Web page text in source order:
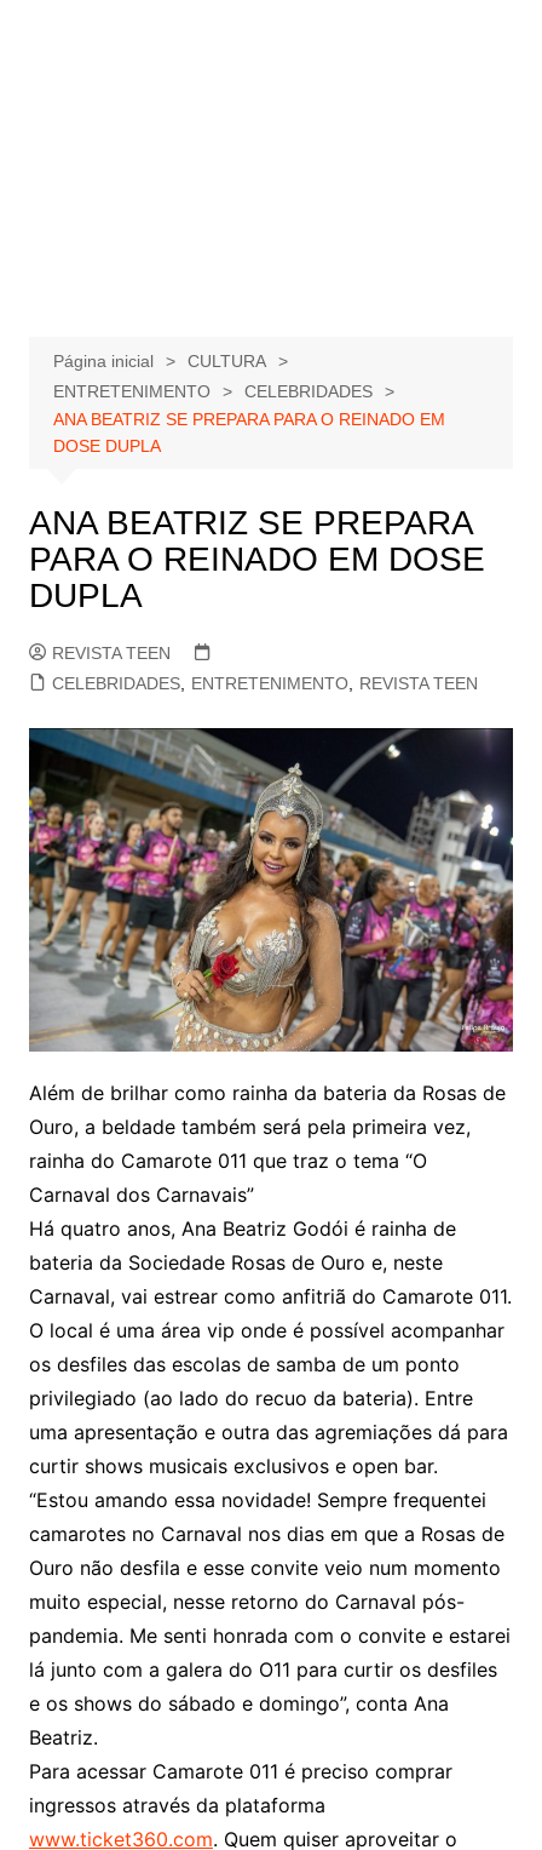
Página inicial
CULTURA
ENTRETENIMENTO
CELEBRIDADES
ANA BEATRIZ SE PREPARA PARA O REINADO EM
DOSE DUPLA
ANA BEATRIZ SE PREPARA
PARA O REINADO EM DOSE
DUPLA
REVISTA TEEN
CELEBRIDADES, ENTRETENIMENTO, REVISTA TEEN
Além de brilhar como rainha da bateria da Rosas de
Ouro, a beldade também será pela primeira vez,
rainha do Camarote 011 que traz o tema “O
Carnaval dos Carnavais”
Há quatro anos, Ana Beatriz Godói é rainha de
bateria da Sociedade Rosas de Ouro e, neste
Carnaval, vai estrear como anfitriã do Camarote 011.
O local é uma área vip onde é possível acompanhar
os desfiles das escolas de samba de um ponto
privilegiado (ao lado do recuo da bateria). Entre
uma apresentação e outra das agremiações dá para
curtir shows musicais exclusivos e open bar.
“Estou amando essa novidade! Sempre frequentei
camarotes no Carnaval nos dias em que a Rosas de
Ouro não desfila e esse convite veio num momento
muito especial, nesse retorno do Carnaval pós-
pandemia. Me senti honrada com o convite e estarei
lá junto com a galera do O11 para curtir os desfiles
e os shows do sábado e domingo”, conta Ana
Beatriz.
Para acessar Camarote 011 é preciso comprar
ingressos através da plataforma
www.ticket360.com. Quem quiser aproveitar o